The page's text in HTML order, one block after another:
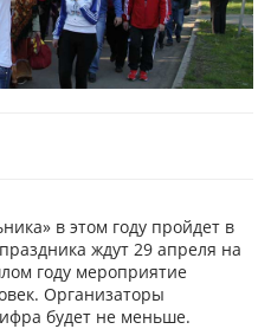
в этом году пройдет в
ждут 29 апреля на
году мероприятие
Организаторы
будет не меньше.